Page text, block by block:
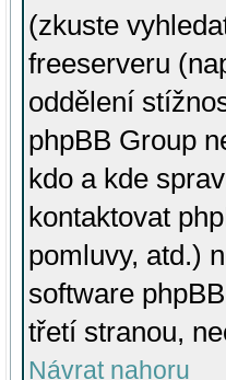
(zkuste
freeserveru
oddělení
phpBB Group
kdo a kde
kontaktovat
pomluvy, atd.)
software
třetí stranou,
Návrat nahoru